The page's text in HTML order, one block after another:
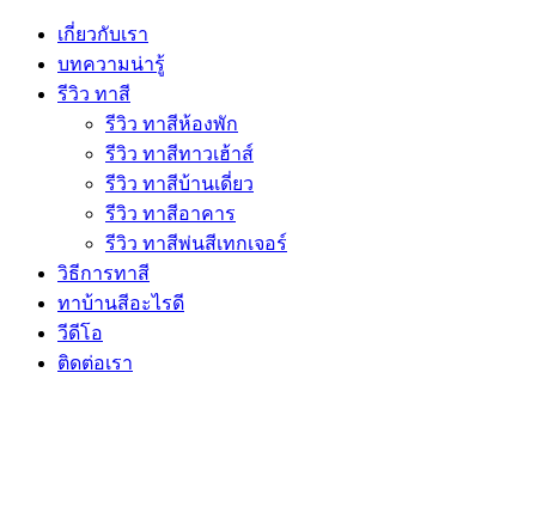
เกี่ยวกับเรา
บทความน่ารู้
รีวิว ทาสี
รีวิว ทาสีห้องพัก
รีวิว ทาสีทาวเฮ้าส์
รีวิว ทาสีบ้านเดี่ยว
รีวิว ทาสีอาคาร
รีวิว ทาสีพ่นสีเทกเจอร์
วิธีการทาสี
ทาบ้านสีอะไรดี
วีดีโอ
ติดต่อเรา